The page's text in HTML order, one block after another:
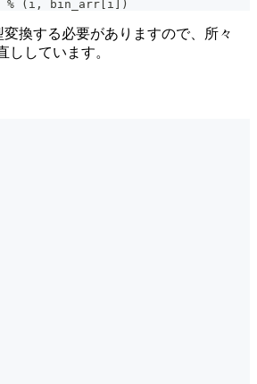
% ( i , bin_arr i )
変換する必要がありますので、所々
ししています。